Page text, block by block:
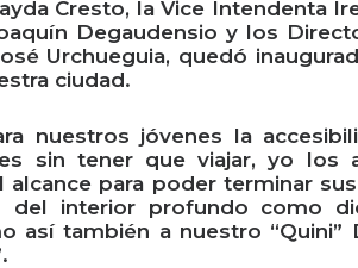
Cresto, la Vice Intendenta
Degaudensio y los
Urchueguia, quedó
ciudad.
nuestros jóvenes la
sin tener que viajar, yo los
para poder terminar
del interior profundo como
así también a nuestro “Quini”